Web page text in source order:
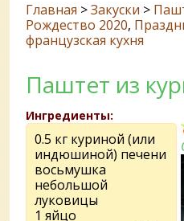
Главная >Закуски >
Рождество 2020,
французская кухня
Паштет из
Ингредиенты:
0.5 кг куриной (или
индюшиной) печени
восьмушка
небольшой
луковицы
1 яйцо